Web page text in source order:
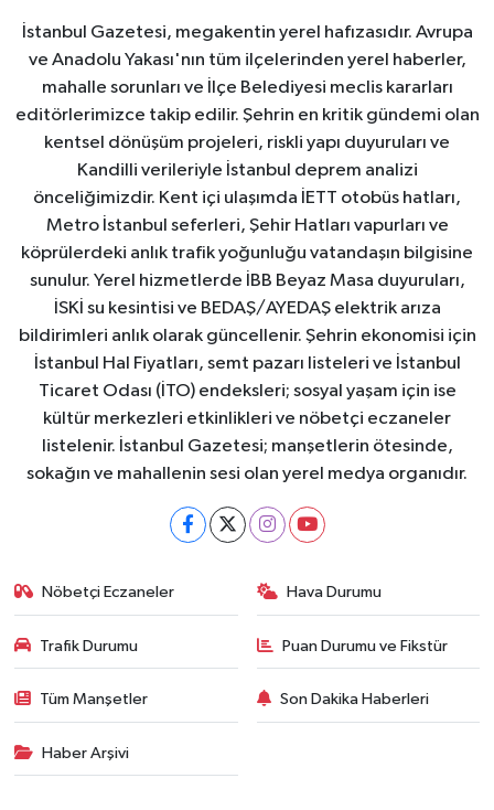
İstanbul Gazetesi, megakentin yerel hafızasıdır. Avrupa
ve Anadolu Yakası'nın tüm ilçelerinden yerel haberler,
mahalle sorunları ve İlçe Belediyesi meclis kararları
editörlerimizce takip edilir. Şehrin en kritik gündemi olan
kentsel dönüşüm projeleri, riskli yapı duyuruları ve
Kandilli verileriyle İstanbul deprem analizi
önceliğimizdir. Kent içi ulaşımda İETT otobüs hatları,
Metro İstanbul seferleri, Şehir Hatları vapurları ve
köprülerdeki anlık trafik yoğunluğu vatandaşın bilgisine
sunulur. Yerel hizmetlerde İBB Beyaz Masa duyuruları,
İSKİ su kesintisi ve BEDAŞ/AYEDAŞ elektrik arıza
bildirimleri anlık olarak güncellenir. Şehrin ekonomisi için
İstanbul Hal Fiyatları, semt pazarı listeleri ve İstanbul
Ticaret Odası (İTO) endeksleri; sosyal yaşam için ise
kültür merkezleri etkinlikleri ve nöbetçi eczaneler
listelenir. İstanbul Gazetesi; manşetlerin ötesinde,
sokağın ve mahallenin sesi olan yerel medya organıdır.
Nöbetçi Eczaneler Hava Durumu
Trafik Durumu Puan Durumu ve Fikstür
Tüm Manşetler Son Dakika Haberleri
Haber Arşivi